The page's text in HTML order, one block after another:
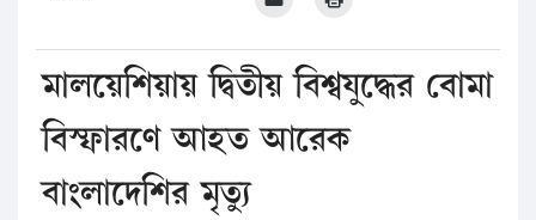
মালয়েশিয়ায় দ্বিতীয় বিশ্বযুদ্ধের বোমা
বিস্ফারণে আহত আরেক
বাংলাদেশির মৃত্যু